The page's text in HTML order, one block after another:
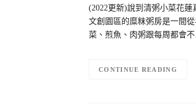
(2022更新)說到清粥小菜花
文創園區的糜粖粥房是一間
菜、煎魚、肉粥跟每周都會
CONTINUE READING